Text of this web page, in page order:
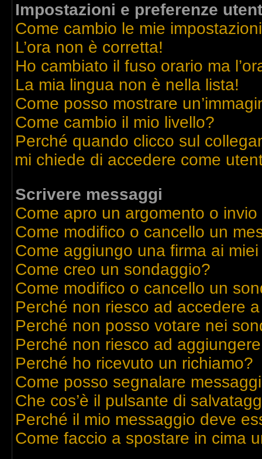
Impostazioni e preferenze
Come cambio le mie
L’ora non è corretta!
Ho cambiato il fuso orario ma
La mia lingua non è nella lista!
Come posso mostrare
Come cambio il mio livello?
Perché quando clicco sul
mi chiede di accedere come
Scrivere messaggi
Come apro un argomento o
Come modifico o cancello un
Come aggiungo una firma ai
Come creo un sondaggio?
Come modifico o cancello un
Perché non riesco ad accedere
Perché non posso votare nei
Perché non riesco ad
Perché ho ricevuto un richiamo?
Come posso segnalare
Che cos’è il pulsante di
Perché il mio messaggio deve
Come faccio a spostare in cima